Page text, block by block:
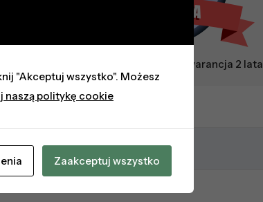
Zaufany Sprzedawca + Gwarancja 2 lata
"Akceptuj wszystko". Możesz
naszą politykę cookie
Zaakceptuj wszystko